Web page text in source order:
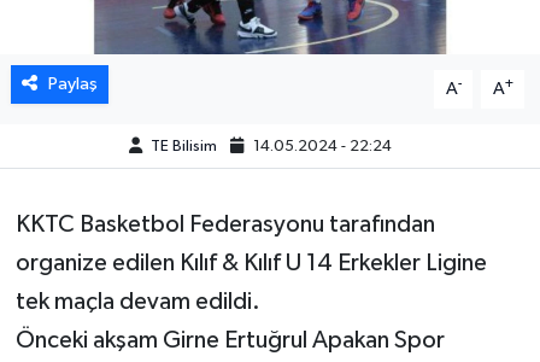
Paylaş A- A+
TE Bilisim 14.05.2024 - 22:24
KKTC Basketbol Federasyonu tarafından
organize edilen Kılıf & Kılıf U 14 Erkekler Ligine
tek maçla devam edildi.
Önceki akşam Girne Ertuğrul Apakan Spor